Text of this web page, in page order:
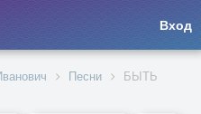
Вход
Песни
БЫТЬ